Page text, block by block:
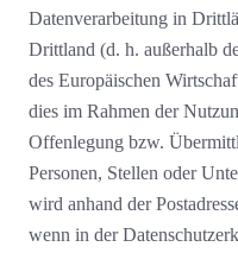
Datenverarbeitung in
Drittland (d. h. außerhalb
des Europäischen
dies im Rahmen der
Offenlegung bzw.
Personen, Stellen oder
wird anhand der
wenn in der